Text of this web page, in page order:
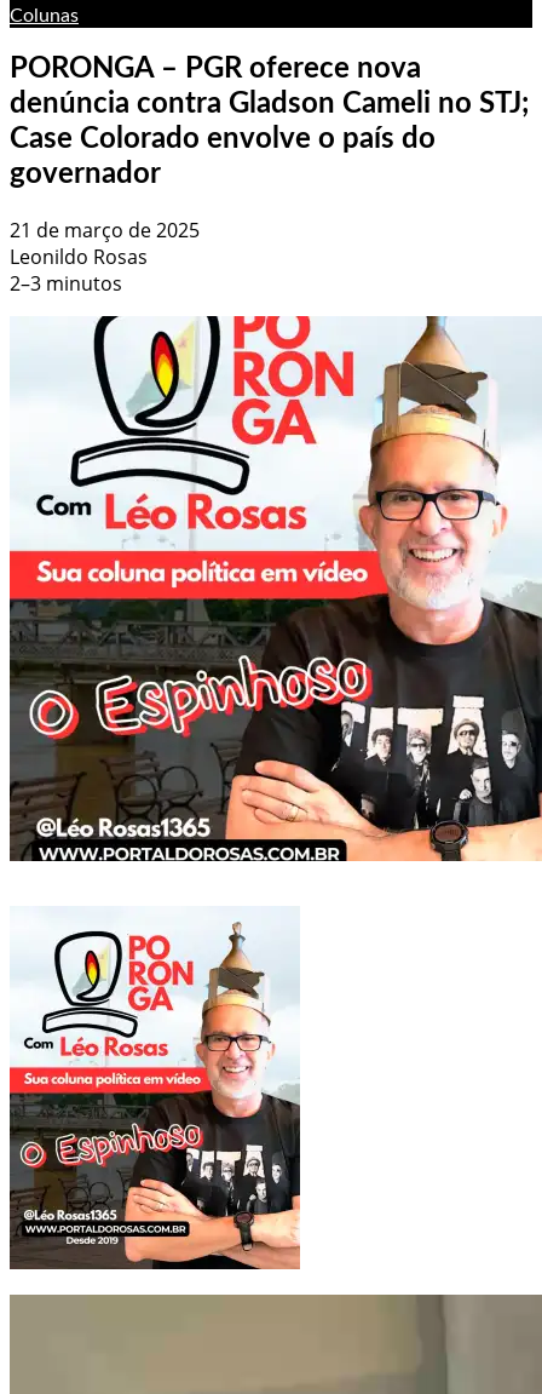
Colunas
PORONGA – PGR oferece nova
denúncia contra Gladson Cameli no STJ;
Case Colorado envolve o país do
governador
21 de março de 2025
Leonildo Rosas
2–3 minutos